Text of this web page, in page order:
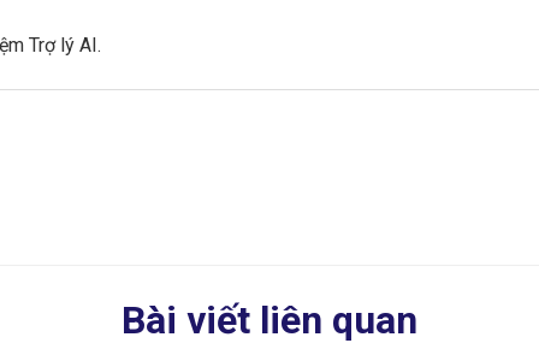
Trợ lý AI.
Bài viết liên quan